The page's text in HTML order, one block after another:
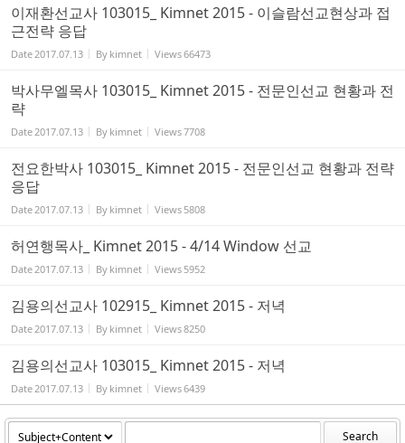
이재환선교사 103015_ Kimnet 2015 - 이슬람선교현상과 접
근전략 응답
Date2017.07.13 By kimnet Views66473
박사무엘목사 103015_ Kimnet 2015 - 전문인선교 현황과 전
략
Date2017.07.13 By kimnet Views7708
전요한박사 103015_ Kimnet 2015 - 전문인선교 현황과 전략
응답
Date2017.07.13 By kimnet Views 5808
허연행목사_ Kimnet 2015 - 4/14 Window 선교
Date2017.07.13 By kimnet Views 5952
김용의선교사 102915_ Kimnet 2015 - 저녁
Date2017.07.13 By kimnet Views8250
김용의선교사 103015_ Kimnet 2015 - 저녁
Date2017.07.13 By kimnet Views6439
Search